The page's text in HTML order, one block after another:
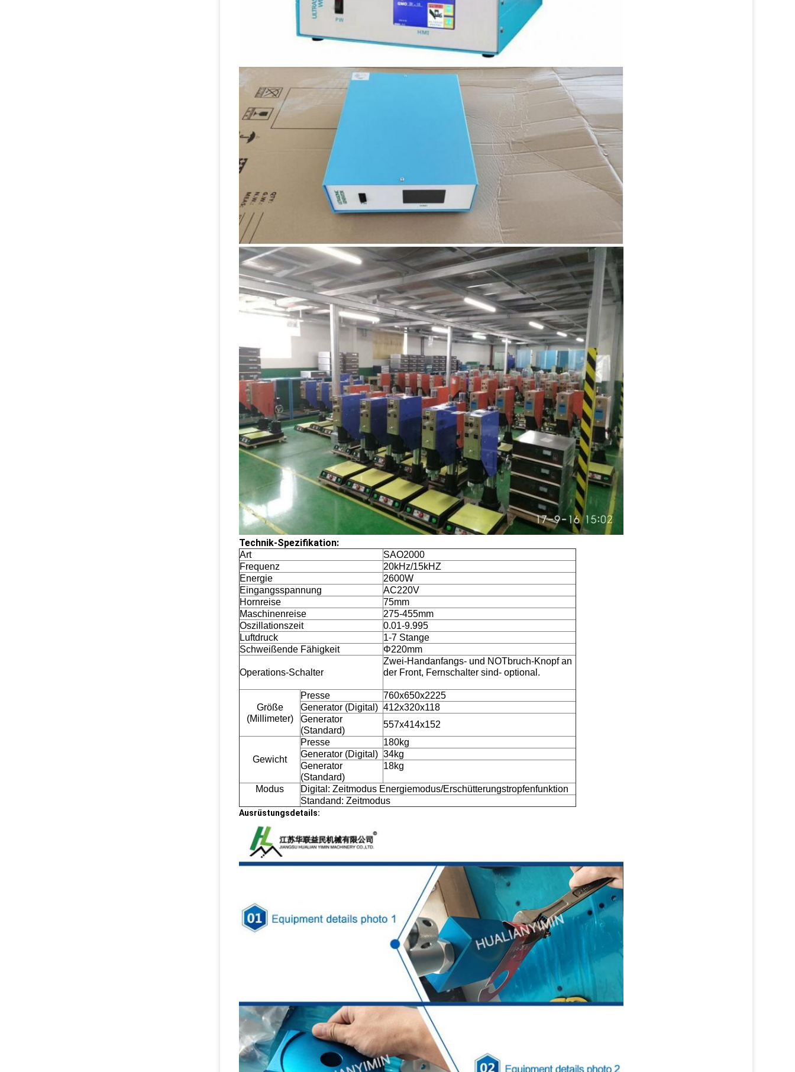
Technik-Spezifikation:
Art
SAO2000
Frequenz
20kHz/15kHZ
Energie
2600W
Eingangsspannung
AC220V
Hornreise
75mm
Maschinenreise
275-455mm
Oszillationszeit
0.01-9.995
Luftdruck
1-7 Stange
Schweißende Fähigkeit
Φ220mm
Operations-Schalter
Zwei-Handanfangs- und NOTbruch-Knopf an
der Front, Fernschalter sind- optional.
Größe
(Millimeter)
Presse
760x650x2225
Generator (Digital) 412x320x118
Generator
(Standard)
557x414x152
Gewicht
Presse
180kg
Generator (Digital) 34kg
Generator
(Standard)
18kg
Modus
Digital: Zeitmodus Energiemodus/Erschütterungstropfenfunktion
Standand: Zeitmodus
Ausrüstungsdetails: